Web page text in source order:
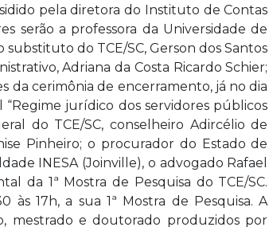
pela diretora do Instituto de Contas
serão a professora da Universidade de
do TCE/SC, Gerson dos Santos
Adriana da Costa Ricardo Schier;
da cerimônia de encerramento, já no dia
jurídico dos servidores públicos
do TCE/SC, conselheiro Adircélio de
Pinheiro; o procurador do Estado de
INESA (Joinville), o advogado Rafael
da 1ª Mostra de Pesquisa do TCE/SC.
às 17h, a sua 1ª Mostra de Pesquisa. A
mestrado e doutorado produzidos por